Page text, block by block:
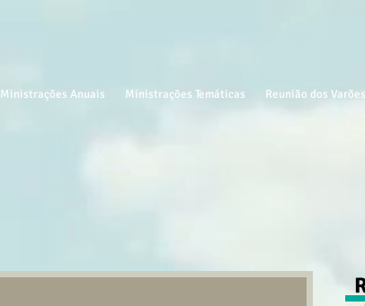
Ministrações Anuais Ministrações Temáticas Reunião dos Varões